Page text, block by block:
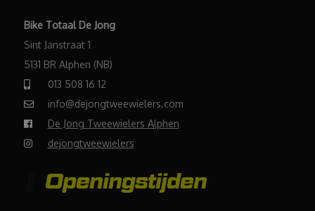
Bike Totaal De Jong
Sint Janstraat 1
5131 BR Alphen (NB)
013 508 16 12
info@dejongtweewielers.com
De Jong Tweewielers Alphen
dejongtweewielers
Openingstijden